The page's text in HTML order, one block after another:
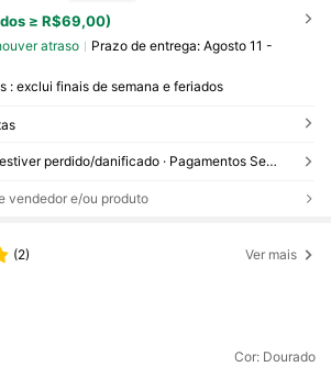
≥ R$69,00)
atraso Prazo de entrega: Agosto 11 -
: exclui finais de semana e feriados
Reenviar se o item estiver perdido/danificado · Pagamentos Seguros · Proteção de privacidade
vendedor e/ou produto
(2) Ver mais
Cor: Dourado